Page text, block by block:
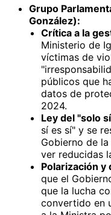
Grupo
González):
Crítica a la
Ministerio de
víctimas de
públicos que
datos de
2024.
Ley del "solo
sí es sí" y se
Gobierno de
ver reducidas
Polarización y
que el
que la lucha
convertido en